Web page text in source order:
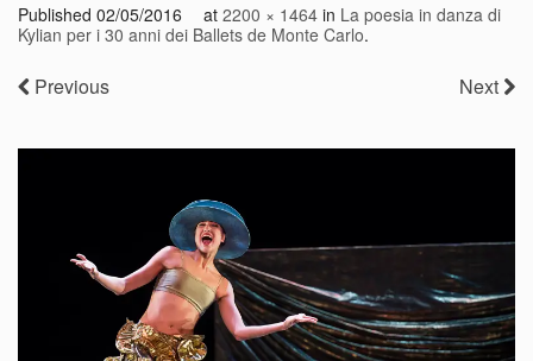
Published 02/05/2016 at 2200 × 1464 in La poesia in danza di
Kylian per i 30 anni dei Ballets de Monte Carlo.
Previous Next